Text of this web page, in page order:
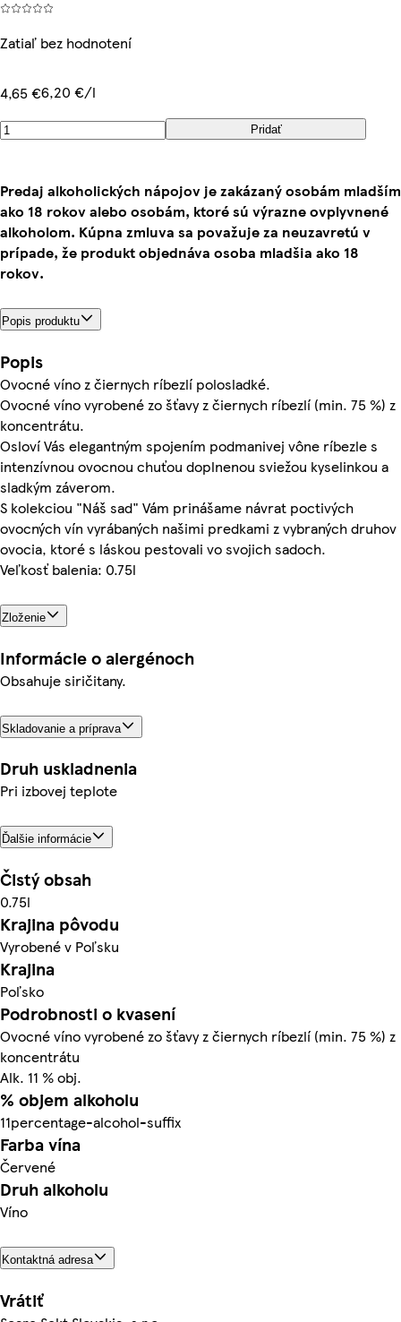
Zatiaľ bez hodnotení
4,65 €6,20 €/l
Pridať
Predaj alkoholických nápojov je zakázaný osobám mladším
ako 18 rokov alebo osobám, ktoré sú výrazne ovplyvnené
alkoholom. Kúpna zmluva sa považuje za neuzavretú v
prípade, že produkt objednáva osoba mladšia ako 18
rokov.
Popis produktu
Popis
Ovocné víno z čiernych ríbezlí polosladké.
Ovocné víno vyrobené zo šťavy z čiernych ríbezlí (min. 75 %) z
koncentrátu.
Osloví Vás elegantným spojením podmanivej vône ríbezle s
intenzívnou ovocnou chuťou doplnenou sviežou kyselinkou a
sladkým záverom.
S kolekciou "Náš sad" Vám prinášame návrat poctivých
ovocných vín vyrábaných našimi predkami z vybraných druhov
ovocia, ktoré s láskou pestovali vo svojich sadoch.
Veľkosť balenia: 0.75l
Zloženie
Informácie o alergénoch
Obsahuje siričitany.
Skladovanie a príprava
Druh uskladnenia
Pri izbovej teplote
Ďalšie informácie
Čistý obsah
0.75l
Krajina pôvodu
Vyrobené v Poľsku
Krajina
Poľsko
Podrobnosti o kvasení
Ovocné víno vyrobené zo šťavy z čiernych ríbezlí (min. 75 %) z
koncentrátu
Alk. 11 % obj.
% objem alkoholu
11percentage-alcohol-suffix
Farba vína
Červené
Druh alkoholu
Víno
Kontaktná adresa
Vrátiť